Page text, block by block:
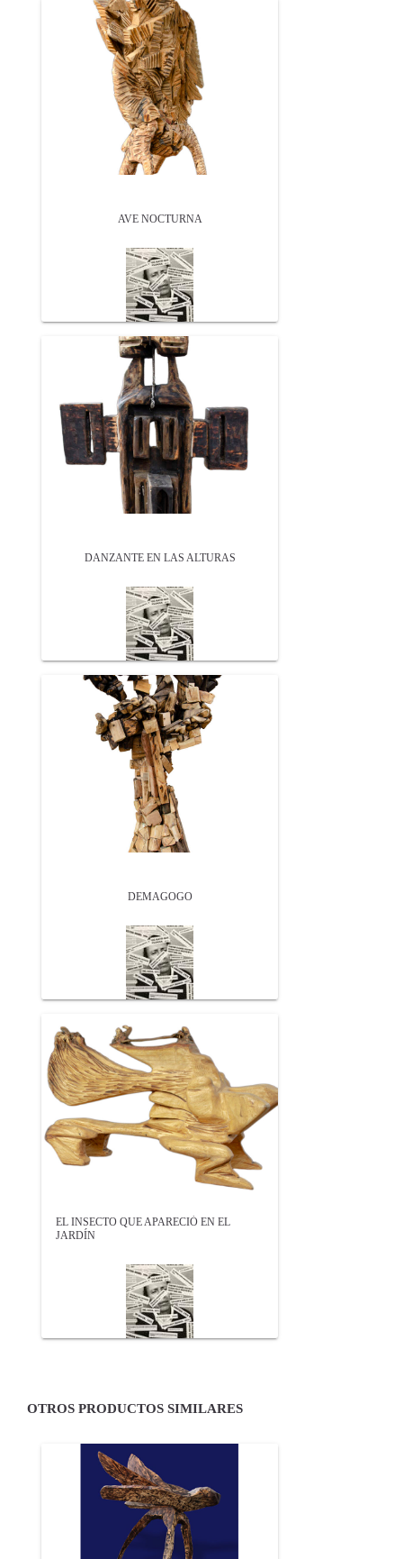
AVE NOCTURNA
DANZANTE EN LAS ALTURAS
DEMAGOGO
EL INSECTO QUE APARECIÓ EN EL
JARDÍN
OTROS PRODUCTOS SIMILARES